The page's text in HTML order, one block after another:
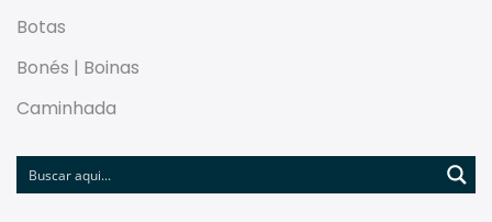
Botas
Bonés | Boinas
Caminhada